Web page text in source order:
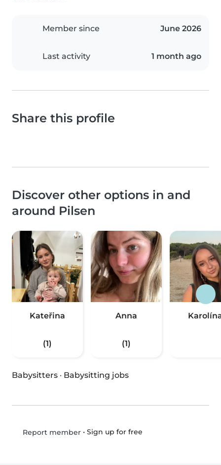
Member since June 2026
Last activity 1 month ago
Share this profile
Discover other options in and
around Pilsen
Kateřina
(1)
Anna
(1)
Babysitters · Babysitting jobs
Report member• Sign up for free